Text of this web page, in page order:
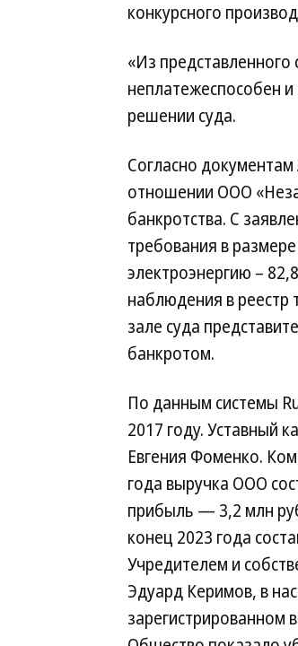
конкурсного
«Из
неплатежеспособен
решении суда.
Согласно
отношении ООО
банкротства. С
требования в
электроэнергию –
наблюдения в реестр
зале суда
банкротом.
По данным системы
2017 году. Уставный
Евгения Фоменко.
года выручка ООО
прибыль — 3,2 млн
конец 2023 года
Учредителем и
Эдуард Керимов, в
зарегистрированном